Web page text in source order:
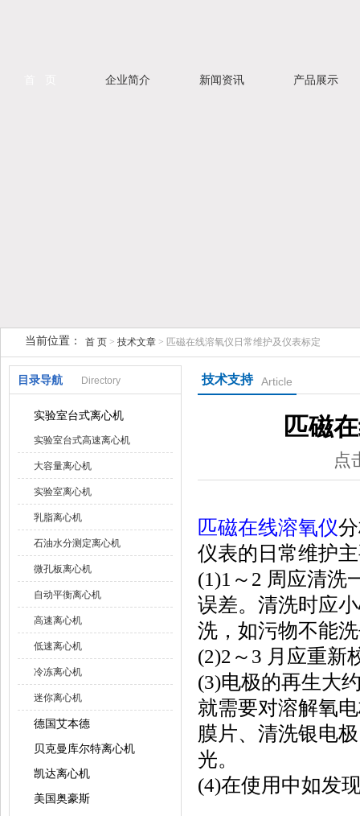
企业简介 新闻资讯 产品展示
当前位置： 首 页 > 技术文章 > 匹磁在线溶氧仪日常维护及仪表标定
目录导航 Directory
实验室台式离心机
实验室台式高速离心机
大容量离心机
实验室离心机
乳脂离心机
石油水分测定离心机
微孔板离心机
自动平衡离心机
高速离心机
低速离心机
冷冻离心机
迷你离心机
德国艾本德
贝克曼库尔特离心机
凯达离心机
美国奥豪斯
技术支持 Article
匹磁
点
匹磁在线溶氧仪
仪表的日常维护
(1)1～2 周应清洗
误差。清洗时应
洗，如污物不能
(2)2～3 月应重新
(3)电极的再生大
就需要对溶解氧
膜片、清洗银电
光。
(4)在使用中如发